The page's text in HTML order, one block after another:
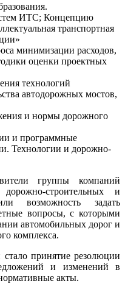
ИТС; Концепцию
транспортная
минимизации расходов,
оценки проектных
технологий
автодорожных мостов,
и нормы дорожного
и программные
Технологии и дорожно-
группы компаний
строительных и
возможность задать
вопросы, с которыми
автомобильных дорог и
комплекса.
стало принятие резолюции
и изменений в
акты.